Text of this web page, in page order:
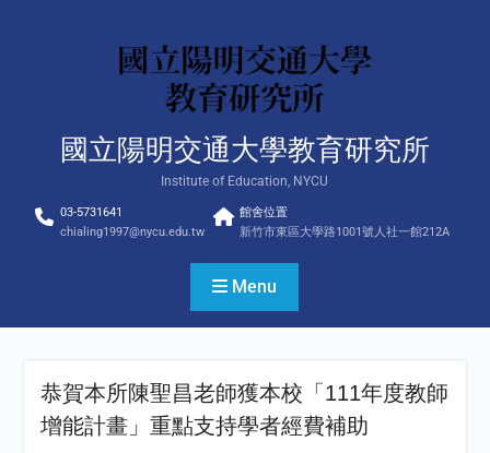
國立陽明交通大學教育研究所
Institute of Education, NYCU
03-5731641
chialing1997@nycu.edu.tw
館舍位置
新竹市東區大學路1001號人社一館212A
Menu
恭賀本所陳聖昌老師獲本校「111年度教師
增能計畫」重點支持學者經費補助